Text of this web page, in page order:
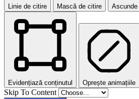
Linie de citire Mască de citire
Evidențiază conținutul Oprește animațiile
Skip To Content